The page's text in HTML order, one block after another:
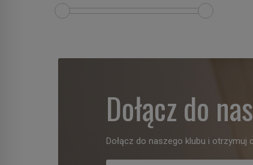
Dołącz do
Dołącz do naszego klubu i